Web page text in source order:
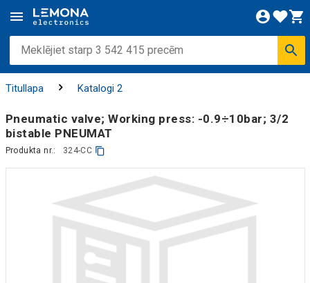
Titullapa Katalogi 2
Pneumatic valve; Working press: -0.9÷10bar; 3/2
bistable PNEUMAT
Produkta nr.: 324-CC